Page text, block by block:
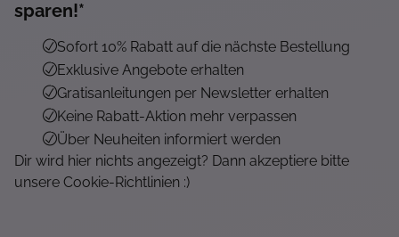
sparen!*
Sofort 10% Rabatt auf die nächste Bestellung
Exklusive Angebote erhalten
Gratisanleitungen per Newsletter erhalten
Keine Rabatt-Aktion mehr verpassen
Über Neuheiten informiert werden
Dir wird hier nichts angezeigt? Dann akzeptiere bitte
unsere Cookie-Richtlinien :)